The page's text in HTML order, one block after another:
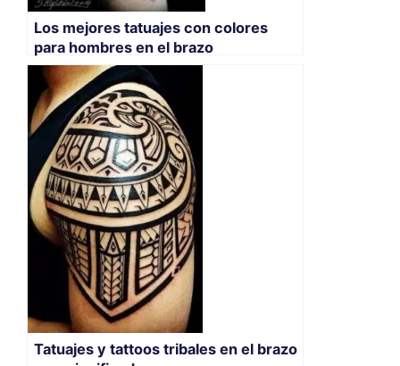
Los mejores tatuajes con colores
para hombres en el brazo
Tatuajes y tattoos tribales en el brazo